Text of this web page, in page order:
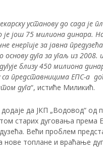
установу до сада је
је још 75 милиона
енергије за јавна
основу дуга за угаљ из 2008.
близу 450 милиона
са представницима ЕПС-а
дуга“, истиће Миликић.
да ЈКП „Водовод“ од
старих дуговања према
Већи проблем
нове топлане и враћање